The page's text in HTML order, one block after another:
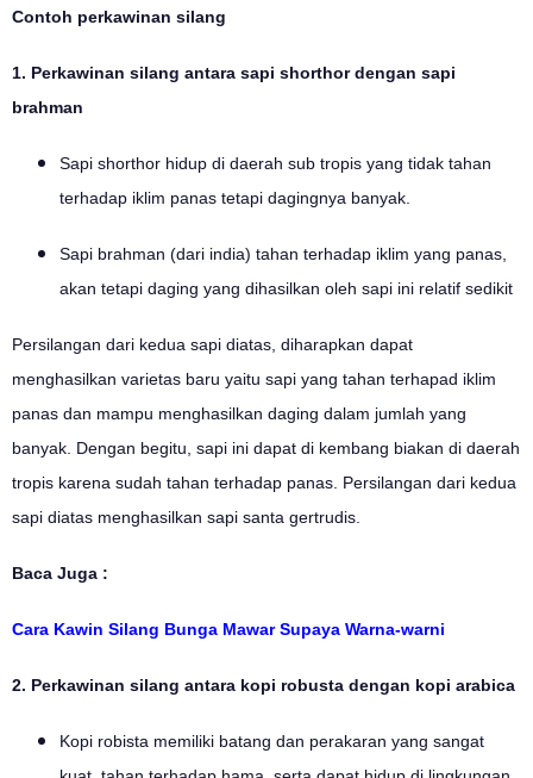
Contoh perkawinan silang
1. Perkawinan silang antara sapi shorthor dengan sapi
brahman
Sapi shorthor hidup di daerah sub tropis yang tidak tahan
terhadap iklim panas tetapi dagingnya banyak.
Sapi brahman (dari india) tahan terhadap iklim yang panas,
akan tetapi daging yang dihasilkan oleh sapi ini relatif sedikit
Persilangan dari kedua sapi diatas, diharapkan dapat
menghasilkan varietas baru yaitu sapi yang tahan terhapad iklim
panas dan mampu menghasilkan daging dalam jumlah yang
banyak. Dengan begitu, sapi ini dapat di kembang biakan di daerah
tropis karena sudah tahan terhadap panas. Persilangan dari kedua
sapi diatas menghasilkan sapi santa gertrudis.
Baca Juga :
Cara Kawin Silang Bunga Mawar Supaya Warna-warni
2. Perkawinan silang antara kopi robusta dengan kopi arabica
Kopi robista memiliki batang dan perakaran yang sangat